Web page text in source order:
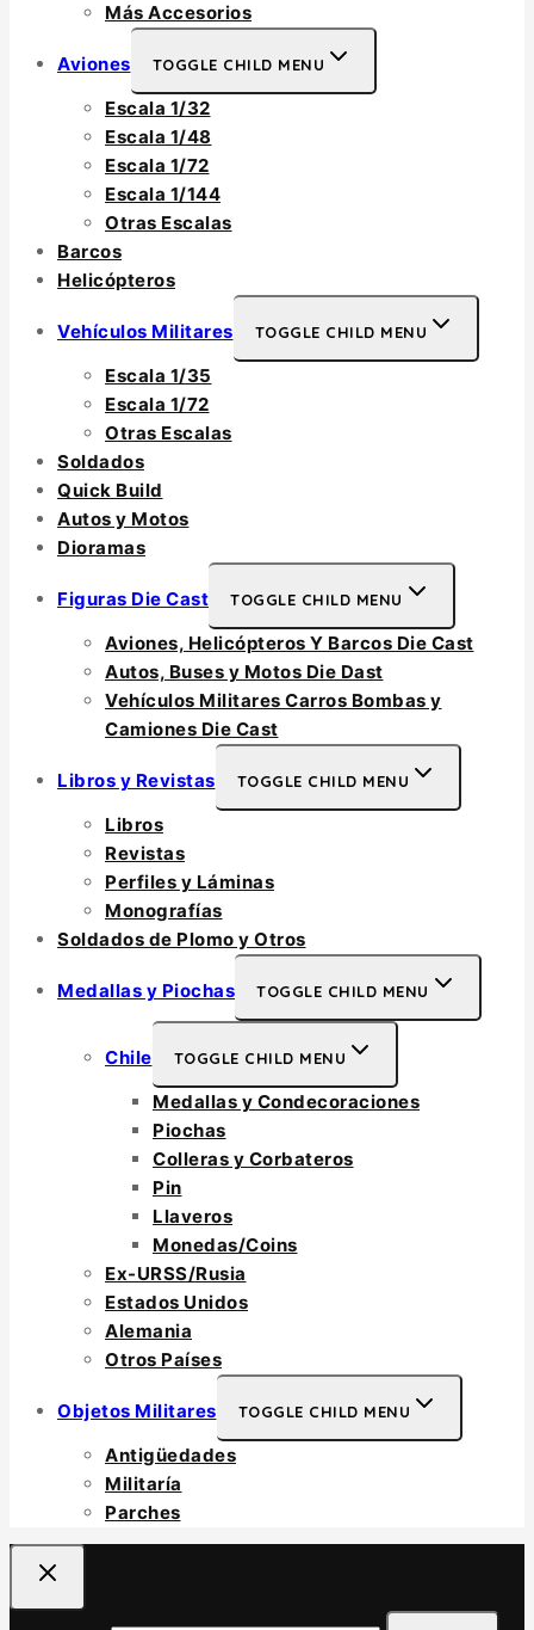
Más Accesorios
Aviones TOGGLE CHILD MENU
Escala 1/32
Escala 1/48
Escala 1/72
Escala 1/144
Otras Escalas
Barcos
Helicópteros
Vehículos Militares TOGGLE CHILD MENU
Escala 1/35
Escala 1/72
Otras Escalas
Soldados
Quick Build
Autos y Motos
Dioramas
Figuras Die Cast TOGGLE CHILD MENU
Aviones, Helicópteros Y Barcos Die Cast
Autos, Buses y Motos Die Dast
Vehículos Militares Carros Bombas y
Camiones Die Cast
Libros y Revistas TOGGLE CHILD MENU
Libros
Revistas
Perfiles y Láminas
Monografías
Soldados de Plomo y Otros
Medallas y Piochas TOGGLE CHILD MENU
Chile TOGGLE CHILD MENU
Medallas y Condecoraciones
Piochas
Colleras y Corbateros
Pin
Llaveros
Monedas/Coins
Ex-URSS/Rusia
Estados Unidos
Alemania
Otros Países
Objetos Militares TOGGLE CHILD MENU
Antigüedades
Militaría
Parches